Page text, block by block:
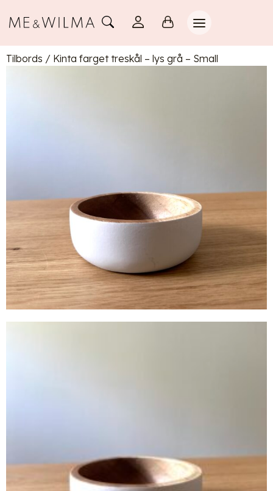
Tilbords / Kinta farget treskål – lys grå – Small